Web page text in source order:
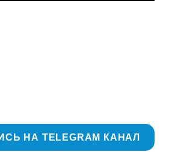
НА TELEGRAM КАНАЛ